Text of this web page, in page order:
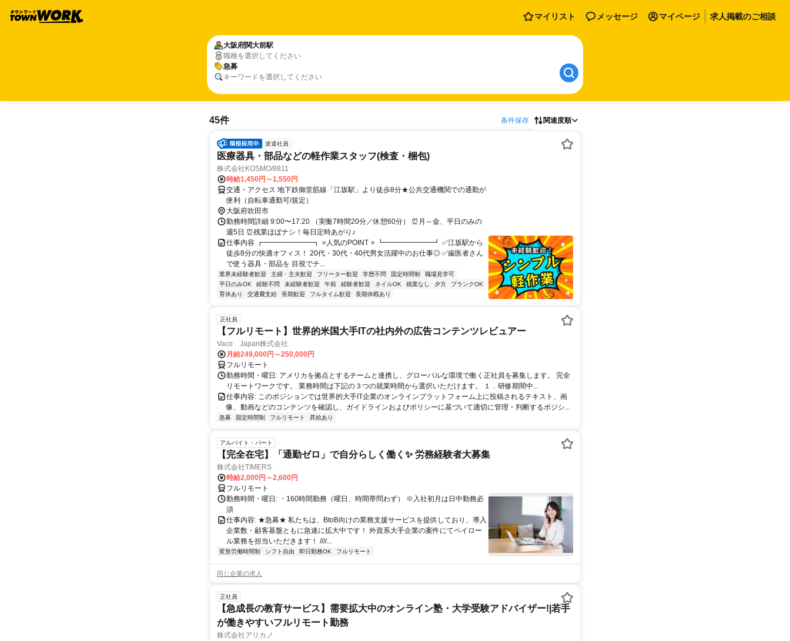
マイリスト メッセージ マイページ 求人掲載のご相談
大阪府関大前駅
職種を選択してください
急募
キーワードを選択してください
45件 条件保存 関連度順
派遣社員
医療器具・部品などの軽作業スタッフ(検査・梱包)
株式会社KOSMO/8811
時給1,450円～1,550円
交通・アクセス 地下鉄御堂筋線「江坂駅」より徒歩8分★公共交通機関での通勤が
便利（自転車通勤可/規定）
大阪府吹田市
勤務時間詳細 9:00〜17:20 （実働7時間20分／休憩60分） ⏰月～金、平日のみの
週5日 ⏰残業ほぼナシ！毎日定時あがり♪
仕事内容 ┏━━━━━━━┓ ⭐人気のPOINT ⭐ ┗━━━━━━━┛ ✅江坂駅から
徒歩8分の快適オフィス！ 20代・30代・40代男女活躍中のお仕事◎ ✅歯医者さん
で使う器具・部品を 目視でチ...
業界未経験者歓迎 主婦・主夫歓迎 フリーター歓迎 学歴不問 固定時間制
職場見学可
平日のみOK
経験不問 未経験者歓迎 午前 経験者歓迎 ネイルOK 残業なし 夕方
ブランクOK
育休あり
交通費支給 長期歓迎 フルタイム歓迎 長期休暇あり
正社員
【フルリモート】世界的米国大手ITの社内外の広告コンテンツレビュアー
Vaco Japan株式会社
月給249,000円～250,000円
フルリモート
勤務時間・曜日: アメリカを拠点とするチームと連携し、グローバルな環境で働く正社員を募集します。 完全
リモートワークです。 業務時間は下記の３つの就業時間から選択いただけます。 １．研修期間中...
仕事内容: このポジションでは世界的大手IT企業のオンラインプラットフォーム上に投稿されるテキスト、画
像、動画などのコンテンツを確認し、ガイドラインおよびポリシーに基づいて適切に管理・判断するポジシ...
急募 固定時間制 フルリモート 昇給あり
アルバイト・パート
【完全在宅】「通勤ゼロ」で自分らしく働く✨ 労務経験者大募集
株式会社TIMERS
時給2,000円～2,600円
フルリモート
勤務時間・曜日: ・160時間勤務（曜日、時間帯問わず） ※入社初月は日中勤務必
須
仕事内容: ★急募★ 私たちは、BtoB向けの業務支援サービスを提供しており、導入
企業数・顧客基盤ともに急速に拡大中です！ 外資系大手企業の案件にてペイロー
ル業務を担当いただきます！ ////...
変形労働時間制 シフト自由 即日勤務OK フルリモート
同じ企業の求人
正社員
【急成長の教育サービス】需要拡大中のオンライン塾・大学受験アドバイザー!|若手
が働きやすいフルリモート勤務
株式会社アリカノ